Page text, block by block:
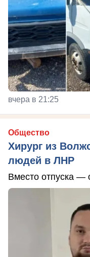
вчера в 21:25
Общество
Хирург из
людей в ЛНР
Вместо отпуска —